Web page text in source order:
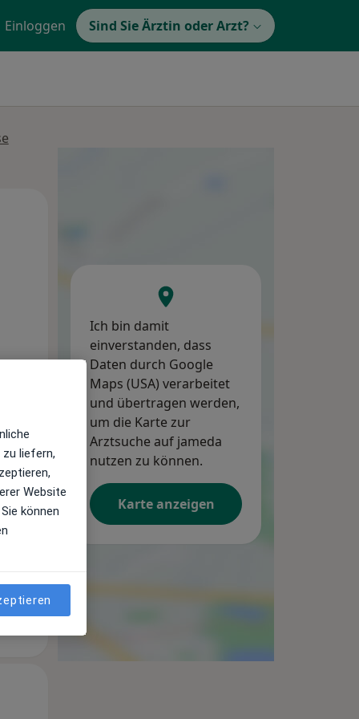
Einloggen Sind Sie Ärztin oder Arzt?
Do,
13 Aug
Fr, Sa,
Ich bin damit
einverstanden, dass
Daten durch Google
Maps (USA) verarbeitet
und übertragen werden,
um die Karte zur
Arztsuche auf jameda
nutzen zu können.
Karte anzeigen
liefern,
Website
können